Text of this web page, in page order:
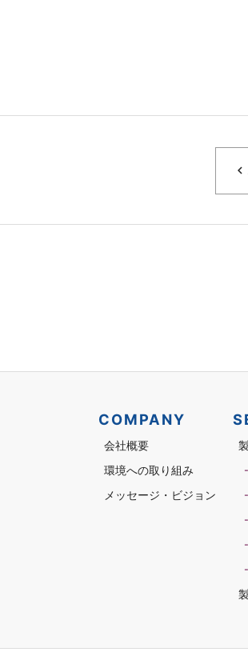
navigate_before
COMPANY
会社概要
環境への取り組み
メッセージ・ビジョン